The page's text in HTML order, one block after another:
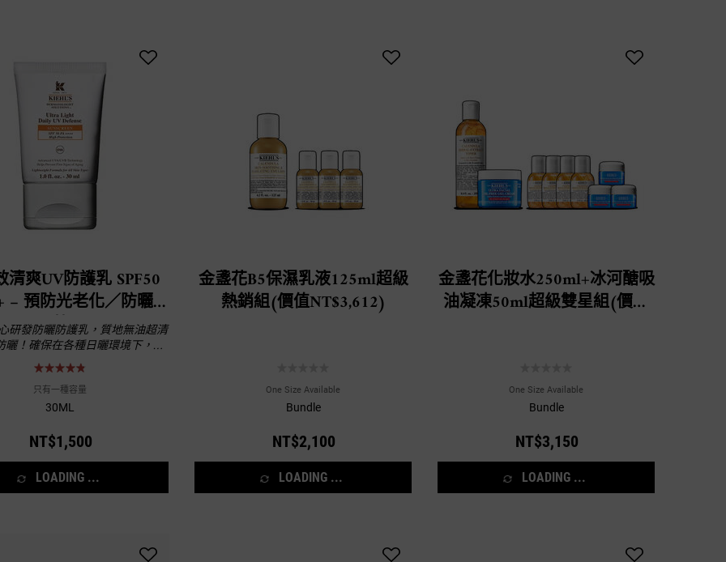
清爽UV防護乳 SPF50
– 預防光老化／防曬推
薦
研發防曬防護乳，質地無油超清
曬！確保在各種日曬環境下，都
面的保護，抵禦紫外線的侵害，
膚水嫩和健康；不只高效防曬、
，還能隔絕髒污空氣對肌膚的傷
為肌膚打造一道堅固的防線。
只有一種容量
30ML
NT$1,500
LOADING ...
金盞花B5保濕乳液125ml超級
熱銷組(價值NT$3,612)
One Size Available
Bundle
NT$2,100
LOADING ...
金盞花化妝水250ml+冰河醣吸
油凝凍50ml超級雙星組(價值
One Size Available
Bundle
NT$3,150
LOADING ...